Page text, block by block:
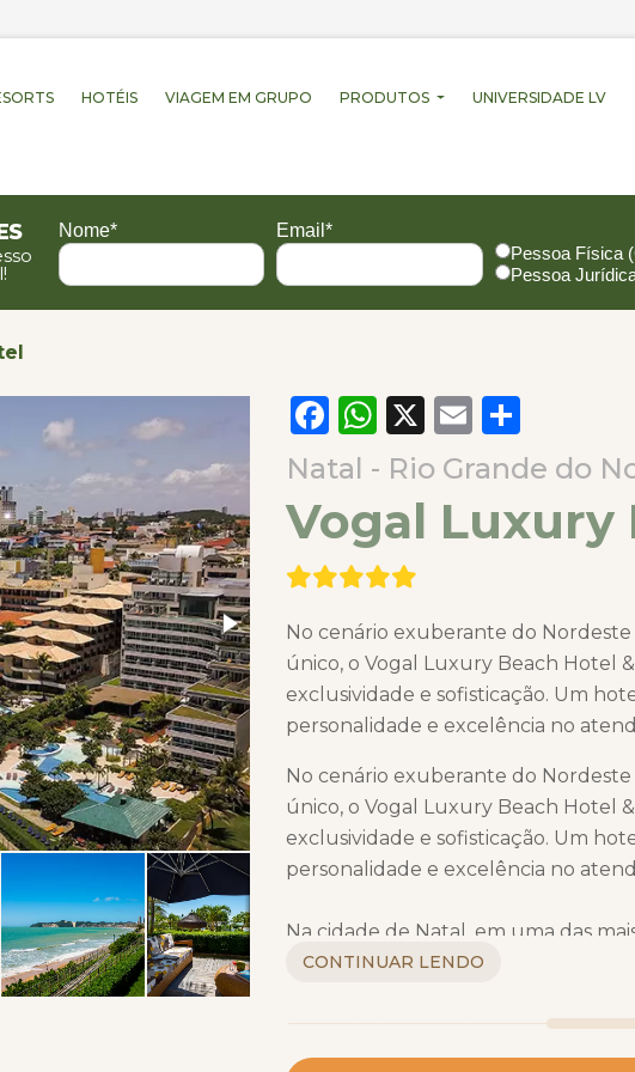
HOTÉIS VIAGEM EM GRUPO PRODUTOS UNIVERSIDADE LV
Nome*
Email*
Pessoa Física
Pessoa
Facebook
WhatsApp
X Email
Natal - Rio Grande do
Vogal Luxury
No cenário exuberante do
único, o Vogal Luxury Beach Hotel
exclusividade e sofisticação. Um
personalidade e excelência no
No cenário exuberante do
único, o Vogal Luxury Beach Hotel
exclusividade e sofisticação. Um
personalidade e excelência no
Na cidade de Natal, em uma das
a praia de Ponta Negra, o Vogal
Luxury Beach Hotel está inserido
restaurantes da cidade. Um convite
CONTINUAR LENDO